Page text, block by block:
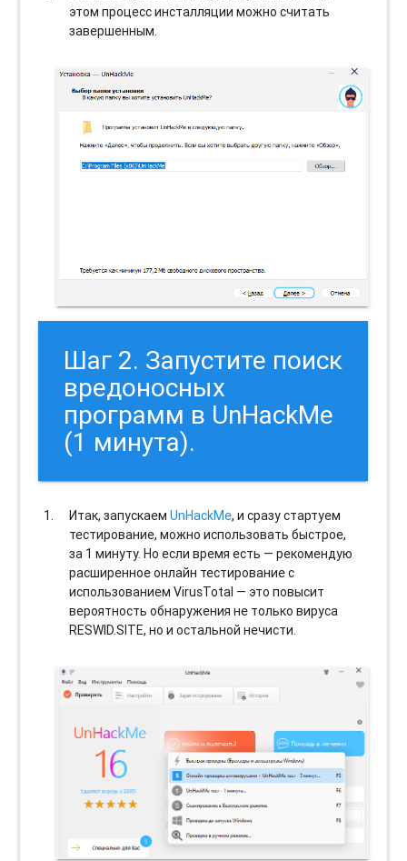
этом процесс инсталляции можно считать
завершенным.
Шаг 2. Запустите поиск
вредоносных
программ в UnHackMe
(1 минута).
Итак, запускаемUnHackMe, и сразу стартуем
тестирование, можно использовать быстрое,
за 1 минуту. Но если время есть — рекомендую
расширенное онлайн тестирование с
использованием VirusTotal — это повысит
вероятность обнаружения не только вируса
RESWID.SITE, но и остальной нечисти.